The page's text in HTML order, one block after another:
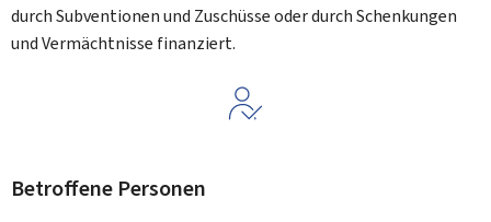
durch Subventionen und Zuschüsse oder durch Schenkungen
und Vermächtnisse finanziert.
Betroffene Personen